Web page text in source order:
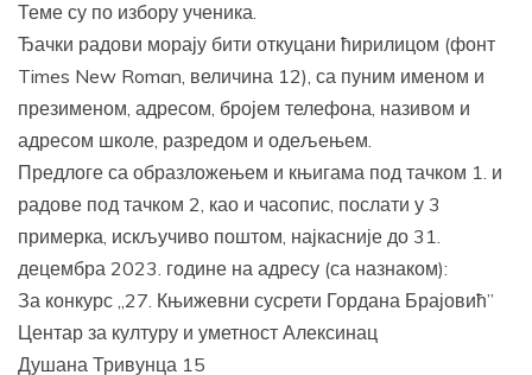
Теме су по избору ученика.
Ђачки радови морају бити откуцани ћирилицом (фонт
Times New Roman, величина 12), са пуним именом и
презименом, адресом, бројем телефона, називом и
адресом школе, разредом и одељењем.
Предлоге са образложењем и књигама под тачком 1. и
радове под тачком 2, као и часопис, послати у 3
примерка, искључиво поштом, најкасније до 31.
децембра 2023. године на адресу (са назнаком):
За конкурс „27. Књижевни сусрети Гордана Брајовић”
Центар за културу и уметност Алексинац
Душана Тривунца 15